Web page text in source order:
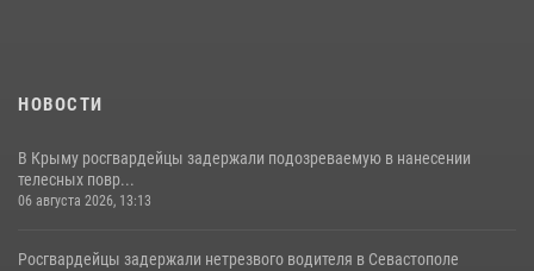
НОВОСТИ
В Крыму росгвардейцы задержали подозреваемую в нанесении
телесных повр...
06 августа 2026, 13:13
Росгвардейцы задержали нетрезвого водителя в Севастополе